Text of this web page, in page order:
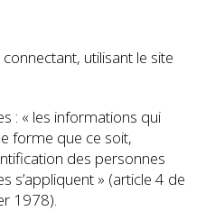
utilisant le site
: « les informations qui
forme que ce soit,
des personnes
s’appliquent » (article 4 de
1978).